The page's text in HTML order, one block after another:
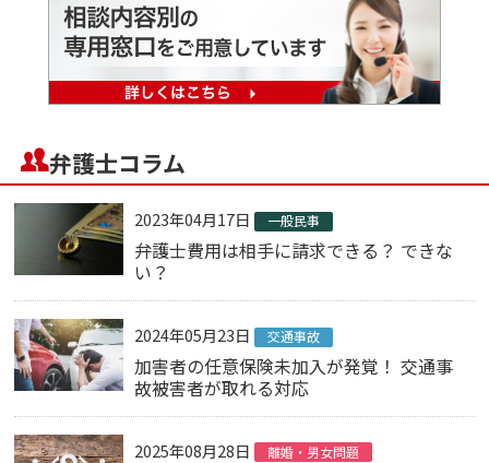
弁護士コラム
2023年04月17日 一般民事
弁護士費用は相手に請求できる？ できな
い？
2024年05月23日 交通事故
加害者の任意保険未加入が発覚！ 交通事
故被害者が取れる対応
2025年08月28日 離婚・男女問題